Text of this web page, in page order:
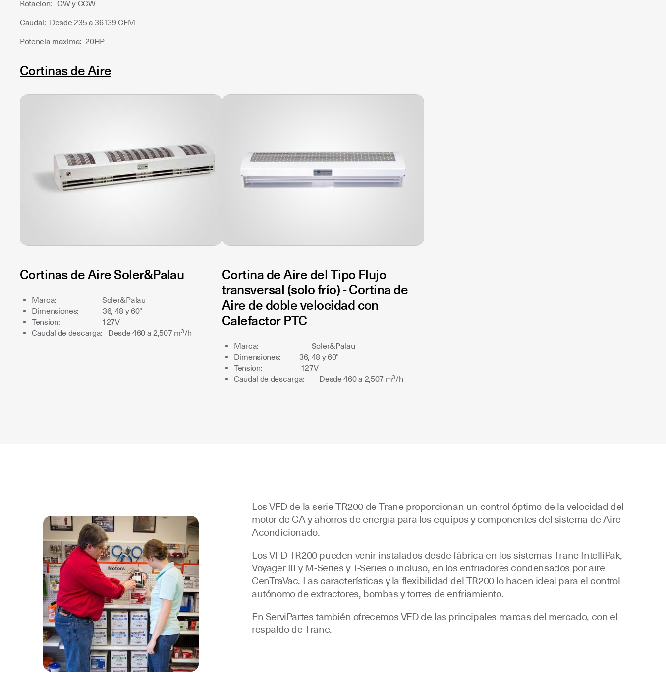
Rotacion: CW y CCW
Caudal: Desde 235 a 36139 CFM
Potencia maxima: 20HP
Cortinas de Aire
Cortinas de Aire Soler&Palau
Marca: Soler&Palau
Dimensiones: 36, 48 y 60"
Tension: 127V
Caudal de descarga: Desde 460 a 2,507 m³/h
Cortina de Aire del Tipo Flujo
transversal (solo frío) - Cortina de
Aire de doble velocidad con
Calefactor PTC
Marca: Soler&Palau
Dimensiones: 36, 48 y 60"
Tension: 127V
Caudal de descarga: Desde 460 a 2,507 m³/h
Los VFD de la serie TR200 de Trane proporcionan un control óptimo de la velocidad del
motor de CA y ahorros de energía para los equipos y componentes del sistema de Aire
Acondicionado.
Los VFD TR200 pueden venir instalados desde fábrica en los sistemas Trane IntelliPak,
Voyager III y M-Series y T-Series o incluso, en los enfriadores condensados por aire
CenTraVac. Las características y la flexibilidad del TR200 lo hacen ideal para el control
autónomo de extractores, bombas y torres de enfriamiento.
En ServiPartes también ofrecemos VFD de las principales marcas del mercado, con el
respaldo de Trane.